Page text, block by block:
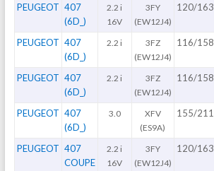
PEUGEOT 407
(6D_)
2.2 i
16V
3FY
(EW12J4)
120/163
PEUGEOT 407
(6D_)
2.2 i
3FZ
(EW12J4)
116/158
PEUGEOT 407
(6D_)
2.2 i
3FZ
(EW12J4)
116/158
PEUGEOT 407
(6D_)
3.0
XFV
(ES9A)
155/211
PEUGEOT 407
COUPE
2.2 i
16V
3FY
(EW12J4)
120/163